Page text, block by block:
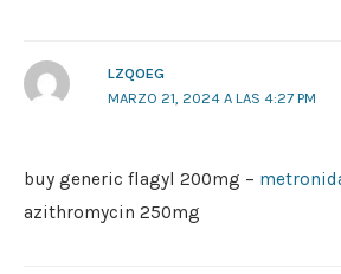
LZQOEG
MARZO 21, 2024 A LAS 4:27 PM
buy generic flagyl 200mg –
azithromycin 250mg